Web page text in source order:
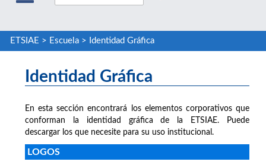
ETSIAE > Escuela> Identidad Gráfica
Identidad Gráfica
En esta sección encontrará los elementos corporativos que
conforman la identidad gráfica de la ETSIAE. Puede
descargar los que necesite para su uso institucional.
LOGOS